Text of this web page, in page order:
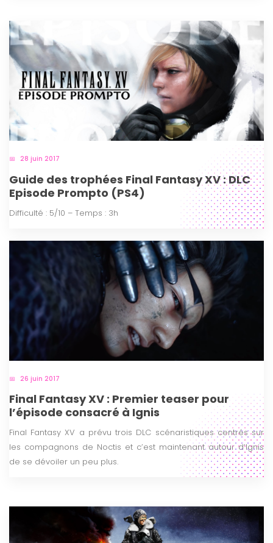
28 juin 2017
Guide des trophées Final Fantasy XV : DLC
Episode Prompto (PS4)
Difficulté : 5/10 – Temps : 3h
26 juin 2017
Final Fantasy XV : Premier teaser pour
l’épisode consacré à Ignis
Final Fantasy XV a prévu trois DLC scénaristiques centrés sur
les compagnons de Noctis et c’est maintenant autour d’Ignis
de se dévoiler un peu plus.